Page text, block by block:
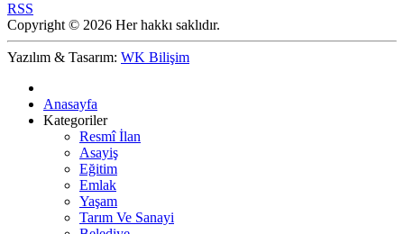
RSS
Copyright © 2026 Her hakkı saklıdır.
Yazılım & Tasarım: WK Bilişim
Anasayfa
Kategoriler
Resmî İlan
Asayiş
Eğitim
Emlak
Yaşam
Tarım Ve Sanayi